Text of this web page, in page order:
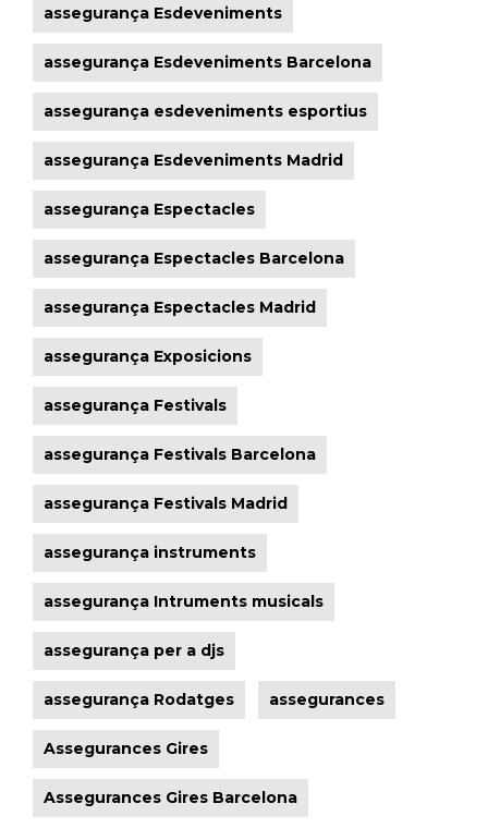
assegurança Esdeveniments
assegurança Esdeveniments Barcelona
assegurança esdeveniments esportius
assegurança Esdeveniments Madrid
assegurança Espectacles
assegurança Espectacles Barcelona
assegurança Espectacles Madrid
assegurança Exposicions
assegurança Festivals
assegurança Festivals Barcelona
assegurança Festivals Madrid
assegurança instruments
assegurança Intruments musicals
assegurança per a djs
assegurança Rodatges assegurances
Assegurances Gires
Assegurances Gires Barcelona